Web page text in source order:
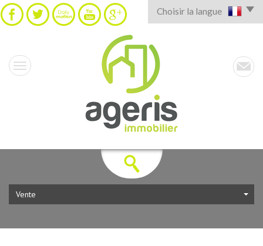
Choisir la langue
Vente